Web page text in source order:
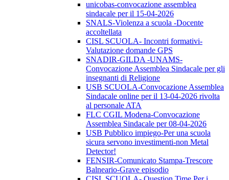
unicobas-convocazione assemblea
sindacale per il 15-04-2026
SNALS-Violenza a scuola -Docente
accoltellata
CISL SCUOLA- Incontri formativi-
Valutazione domande GPS
SNADIR-GILDA -UNAMS-
Convocazione Assemblea Sindacale per gli
insegnanti di Religione
USB SCUOLA-Convocazione Assemblea
Sindacale online per il 13-04-2026 rivolta
al personale ATA
FLC CGIL Modena-Convocazione
Assemblea Sindacale per 08-04-2026
USB Pubblico impiego-Per una scuola
sicura servono investimenti-non Metal
Detector!
FENSIR-Comunicato Stampa-Trescore
Balneario-Grave episodio